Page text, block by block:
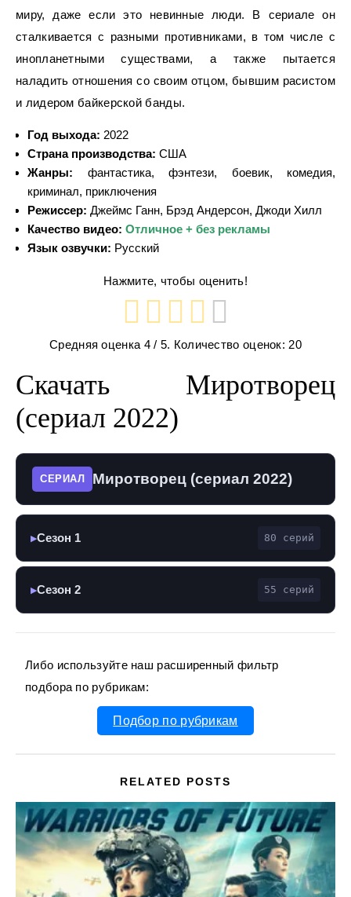
миру, даже если это невинные люди. В сериале он
сталкивается с разными противниками, в том числе с
инопланетными существами, а также пытается
наладить отношения со своим отцом, бывшим расистом
и лидером байкерской банды.
Год выхода: 2022
Страна производства: США
Жанры: фантастика, фэнтези, боевик, комедия,
криминал, приключения
Режиссер: Джеймс Ганн, Брэд Андерсон, Джоди Хилл
Качество видео: Отличное + без рекламы
Язык озвучки: Русский
Нажмите, чтобы оценить!
Средняя оценка 4/ 5. Количество оценок: 20
Скачать Миротворец
(сериал 2022)
СЕРИАЛ Миротворец (сериал 2022)
▶Сезон 1 80 серий
▶Сезон 2 55 серий
Либо используйте наш расширенный фильтр
подбора по рубрикам:
Подбор по рубрикам
RELATED POSTS